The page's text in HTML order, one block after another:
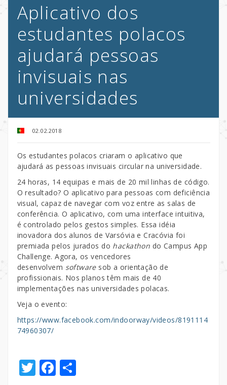
Aplicativo dos
estudantes polacos
ajudará pessoas
invisuais nas
universidades
02.02.2018
Os estudantes polacos criaram o aplicativo que
ajudará as pessoas invisuais circular na universidade.
24 horas, 14 equipas e mais de 20 mil linhas de código.
O resultado? O aplicativo para pessoas com deficiência
visual, capaz de navegar com voz entre as salas de
conferência. O aplicativo, com uma interface intuitiva,
é controlado pelos gestos simples. Essa idéia
inovadora dos alunos de Varsóvia e Cracóvia foi
premiada pelos jurados do hackathon do Campus App
Challenge. Agora, os vencedores
desenvolvem softwaresob a orientação de
profissionais. Nos planos têm mais de 40
implementações nas universidades polacas.
Veja o evento:
https://www.facebook.com/indoorway/videos/8191114
74960307/
T F S